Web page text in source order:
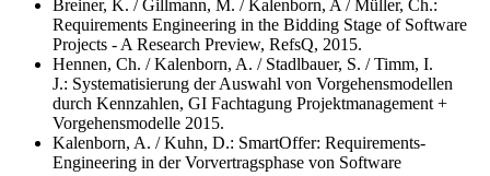
Breiner, K. / Gillmann, M. / Kalenborn, A / Müller, Ch.:
Requirements Engineering in the Bidding Stage of Software
Projects - A Research Preview, RefsQ, 2015.
Hennen, Ch. / Kalenborn, A. / Stadlbauer, S. / Timm, I.
J.: Systematisierung der Auswahl von Vorgehensmodellen
durch Kennzahlen, GI Fachtagung Projektmanagement +
Vorgehensmodelle 2015.
Kalenborn, A. / Kuhn, D.: SmartOffer: Requirements-
Engineering in der Vorvertragsphase von Software